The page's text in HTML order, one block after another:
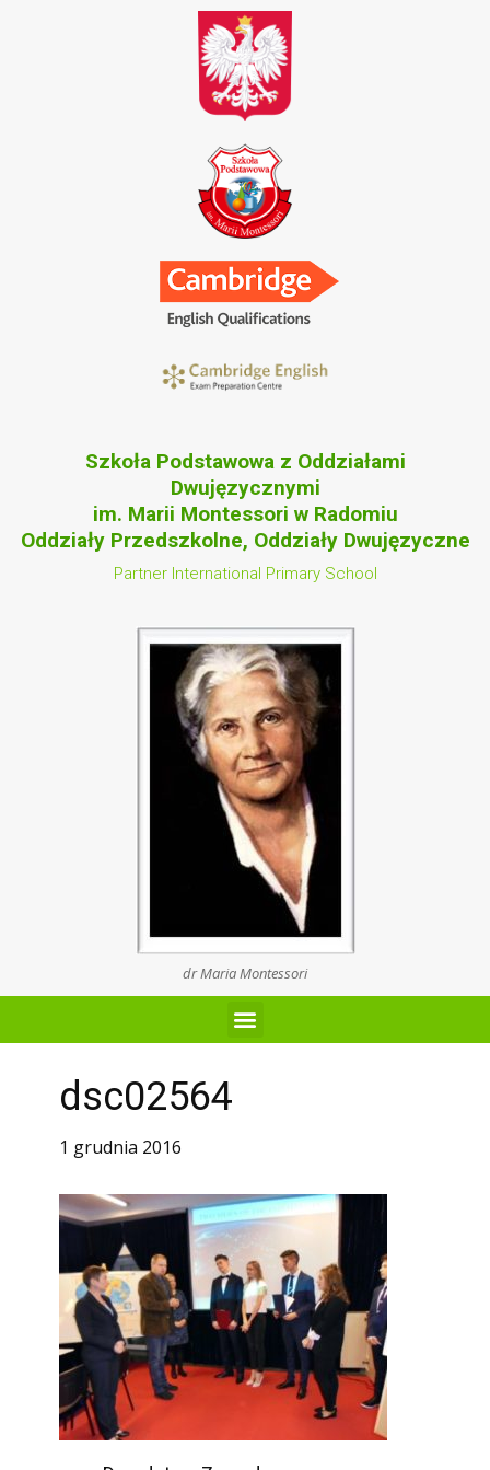
Szkoła Podstawowa z Oddziałami
Dwujęzycznymi
im. Marii Montessori w Radomiu
Oddziały Przedszkolne, Oddziały Dwujęzyczne
Partner International Primary School
dr Maria Montessori
dsc02564
1 grudnia 2016